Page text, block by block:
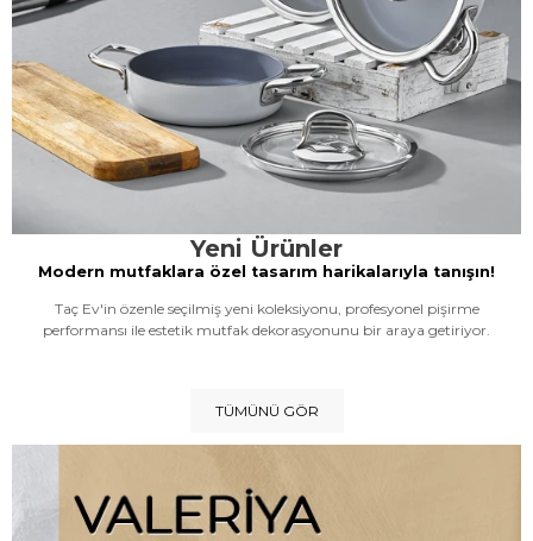
Yeni Ürünler
Modern mutfaklara özel tasarım harikalarıyla tanışın!
Taç Ev'in özenle seçilmiş yeni koleksiyonu, profesyonel pişirme
performansı ile estetik mutfak dekorasyonunu bir araya getiriyor.
TÜMÜNÜ GÖR